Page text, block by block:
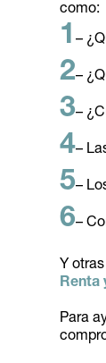
como:
1 –
2–
3–
4–
5–
6–
Y
Renta
Para